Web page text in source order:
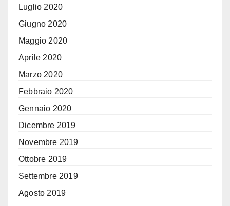
Luglio 2020
Giugno 2020
Maggio 2020
Aprile 2020
Marzo 2020
Febbraio 2020
Gennaio 2020
Dicembre 2019
Novembre 2019
Ottobre 2019
Settembre 2019
Agosto 2019